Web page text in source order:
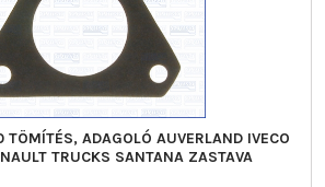
ADAGOLÓ AUVERLAND IVECO
TRUCKS SANTANA ZASTAVA